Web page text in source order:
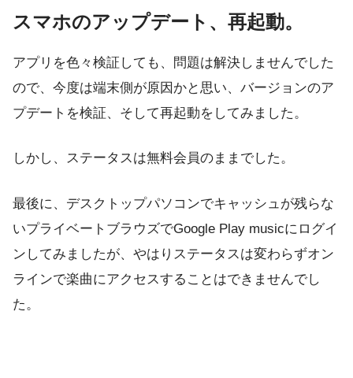
スマホのアップデート、再起動。
アプリを色々検証しても、問題は解決しませんでした
ので、今度は端末側が原因かと思い、バージョンのア
プデートを検証、そして再起動をしてみました。
しかし、ステータスは無料会員のままでした。
最後に、デスクトップパソコンでキャッシュが残らな
いプライベートブラウズでGoogle Play musicにログイ
ンしてみましたが、やはりステータスは変わらずオン
ラインで楽曲にアクセスすることはできませんでし
た。